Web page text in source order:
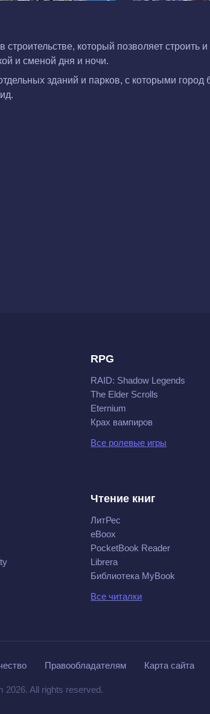
который позволяет строить
и сменой дня и ночи.
зданий и парков, с которыми
RPG
RAID: Shadow Legends
The Elder Scrolls
Eternium
Крах вампиров
Все ролевые игры
Чтение книг
ЛитРес
eBoox
PocketBook Reader
Librera
Библиотека MyBook
Все читалки
Правообладателям Карта сайта
2026. All rights reserved.